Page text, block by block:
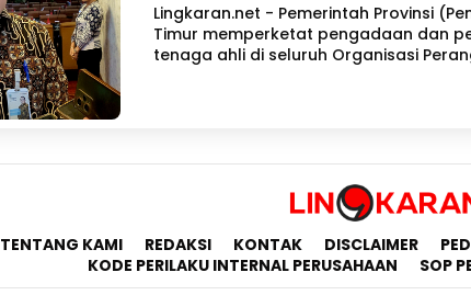
Lingkaran.net - Pemerintah Provinsi
Timur memperketat pengadaan dan
tenaga ahli di seluruh Organisasi
TENTANG KAMI REDAKSI KONTAK DISCLAIMER
KODE PERILAKU INTERNAL PERUSAHAAN
SOP